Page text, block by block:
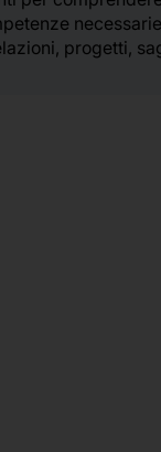
progetti,